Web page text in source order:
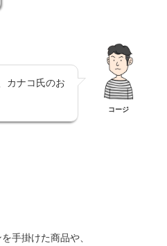
カナコ氏のお
コージ
手掛けた商品や、